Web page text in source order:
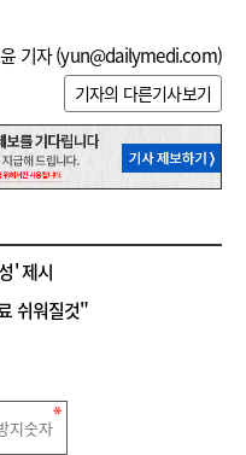
기자 (yun@dailymedi.com)
기자의 다른기사보기
' 제시
쉬워질것"